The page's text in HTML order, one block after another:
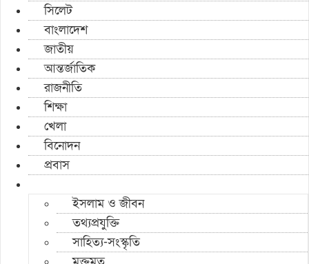
সিলেট
বাংলাদেশ
জাতীয়
আন্তর্জাতিক
রাজনীতি
শিক্ষা
খেলা
বিনোদন
প্রবাস
ইসলাম ও জীবন
তথ্যপ্রযুক্তি
সাহিত্য-সংস্কৃতি